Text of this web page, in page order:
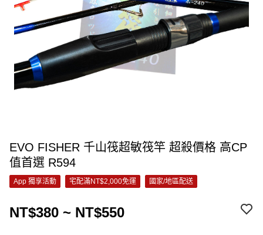
EVO FISHER 千山筏超敏筏竿 超殺價格 高CP
值首選 R594
App 獨享活動 宅配滿NT$2,000免運 國家/地區配送
NT$380 ~ NT$550